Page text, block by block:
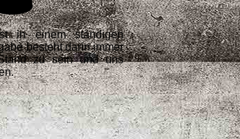
in einem ständigen
besteht darin immer
zu sein und uns